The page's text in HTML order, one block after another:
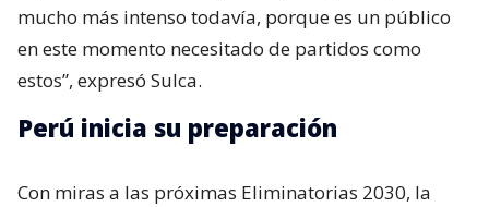
mucho más intenso todavía, porque es un público
en este momento necesitado de partidos como
estos”, expresó Sulca.
Perú inicia su preparación
Con miras a las próximas Eliminatorias 2030, la